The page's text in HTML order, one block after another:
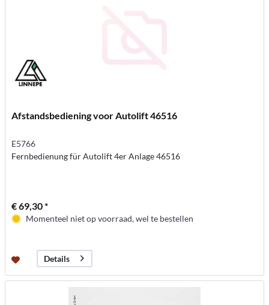
Afstandsbediening voor Autolift 46516
E5766
Fernbedienung für Autolift 4er Anlage 46516
€ 69,30 *
Momenteel niet op voorraad, wel te bestellen
Details